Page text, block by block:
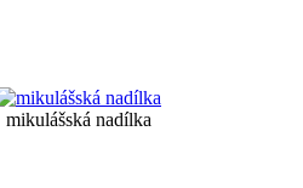
mikulášská nadílka